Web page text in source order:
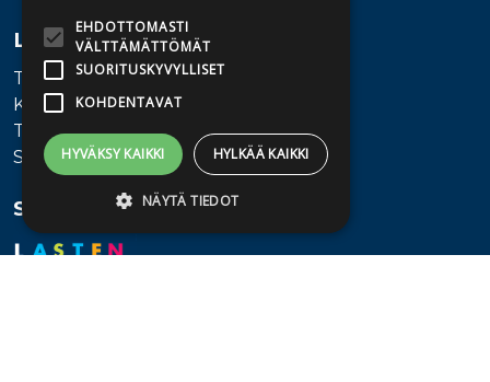
Lisätietoa
Toimitusehdot
Käyttöohjeet
Tietosuojaseloste
Saavutettavuusseloste
Seuraa meitä
EHDOTTOMASTI
VÄLTTÄMÄTTÖMÄT
SUORITUSKYVYLLISET
KOHDENTAVAT
HYVÄKSY KAIKKI HYLKÄÄ KAIKKI
NÄYTÄ TIEDOT